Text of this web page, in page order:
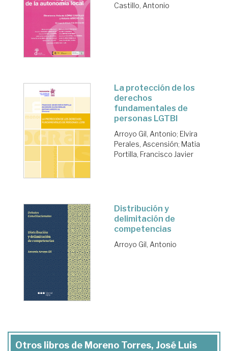
Castillo, Antonio
La protección de los
derechos
fundamentales de
personas LGTBI
Arroyo Gil, Antonio; Elvira
Perales, Ascensión; Matia
Portilla, Francisco Javier
Distribución y
delimitación de
competencias
Arroyo Gil, Antonio
Otros libros de Moreno Torres, José Luis